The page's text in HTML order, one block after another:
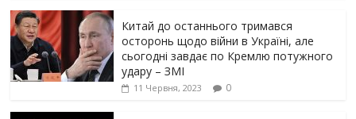
Китай до останнього тримався
осторонь щодо вiйни в Україні, але
сьогодні завдає по Кремлю потужного
yдарy – ЗМІ
11 Червня, 2023 0